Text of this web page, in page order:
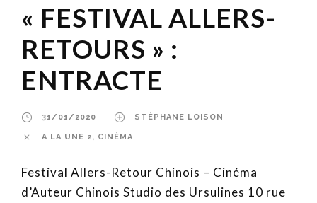
« FESTIVAL ALLERS-
RETOURS » :
ENTRACTE
31/01/2020 STÉPHANE LOISON
A LA UNE 2, CINÉMA
Festival Allers-Retour Chinois – Cinéma
d’Auteur Chinois Studio des Ursulines 10 rue